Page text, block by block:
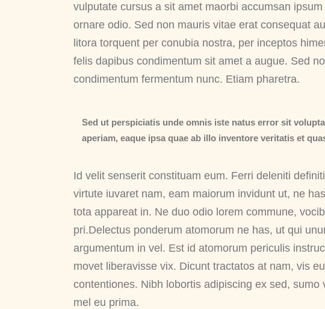
vulputate cursus a sit amet maorbi accumsan
ornare odio. Sed non mauris vitae erat consequat
litora torquent per conubia nostra, per inceptos
felis dapibus condimentum sit amet a augue. Sed
condimentum fermentum nunc. Etiam pharetra.
Sed ut perspiciatis unde omnis iste natus error sit
aperiam, eaque ipsa quae ab illo inventore veritatis et
Id velit senserit constituam eum. Ferri deleniti
virtute iuvaret nam, eam maiorum invidunt ut, ne
tota appareat in. Ne duo odio lorem commune,
pri.Delectus ponderum atomorum ne has, ut qui
argumentum in vel. Est id atomorum periculis
movet liberavisse vix. Dicunt tractatos at nam, vis
contentiones. Nibh lobortis adipiscing ex sed,
mel eu prima.